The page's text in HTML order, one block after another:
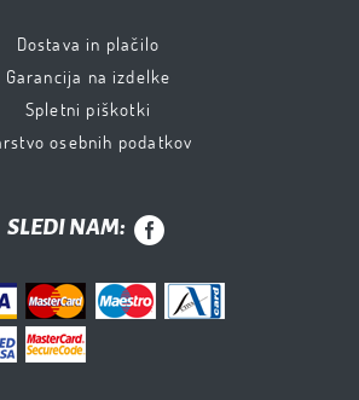
Dostava in plačilo
Garancija na izdelke
Spletni piškotki
osebnih podatkov
SLEDI NAM: